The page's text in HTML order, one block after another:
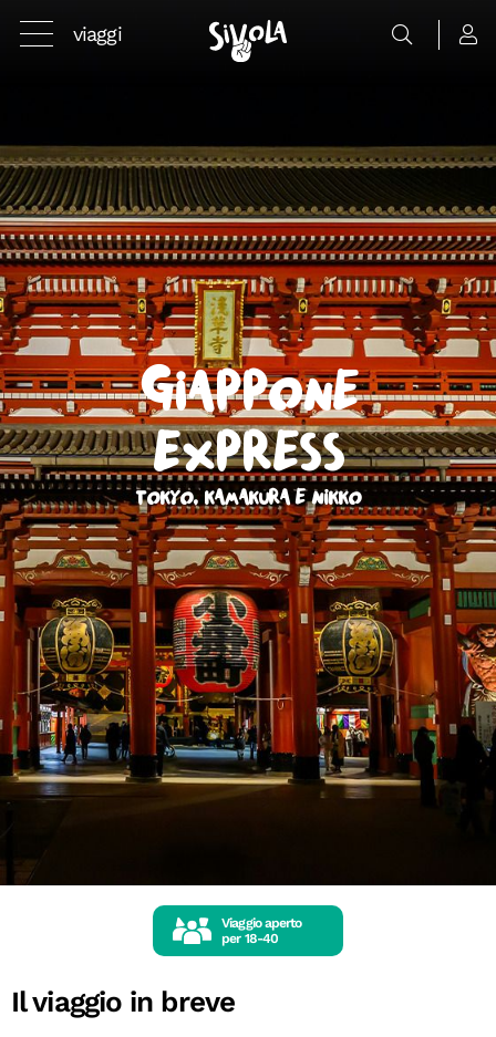
viaggi
Giappone
Express
Tokyo, Kamakura e Nikko
Viaggio aperto
per 18-40
Il viaggio in breve